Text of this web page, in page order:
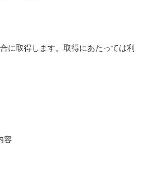
に取得します。取得にあたっては利
容